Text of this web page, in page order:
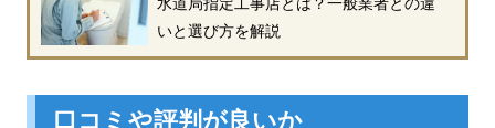
水道局指定工事店とは？一般業者との違
いと選び方を解説
口コミや評判が良いか